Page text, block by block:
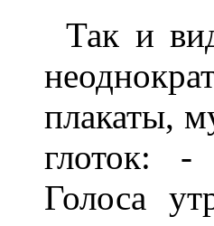
Так и
плакаты,
глоток: -
Голоса